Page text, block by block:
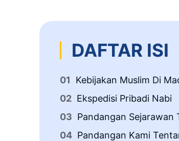
DAFTAR ISI
Kebijakan Muslim Di
Ekspedisi Pribadi Nabi
Pandangan Sejarawan
Pandangan Kami